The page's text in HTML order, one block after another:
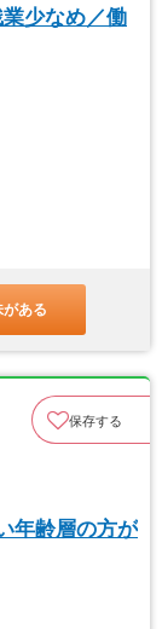
業少なめ／働
ある
保存する
年齢層の方が